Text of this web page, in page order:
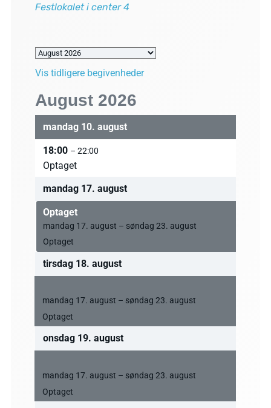
Festlokalet i center 4
Vis tidligere begivenheder
August 2026
mandag 10. august
18:00 – 22:00
Optaget
mandag 17. august
Optaget
mandag 17. august – søndag 23. august
Optaget
tirsdag 18. august
mandag 17. august – søndag 23. august
Optaget
onsdag 19. august
mandag 17. august – søndag 23. august
Optaget